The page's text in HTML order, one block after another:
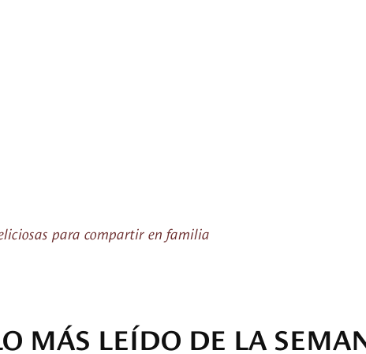
para compartir en familia
MÁS LEÍDO DE LA